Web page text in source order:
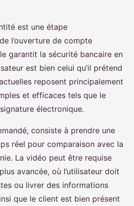
est une étape
l’ouverture de compte
garantit la sécurité bancaire en
est bien celui qu’il prétend
reposent principalement
et efficaces tels que le
électronique.
consiste à prendre une
réel pour comparaison avec la
La vidéo peut être requise
avancée, où l’utilisateur doit
ou livrer des informations
que le client est bien présent